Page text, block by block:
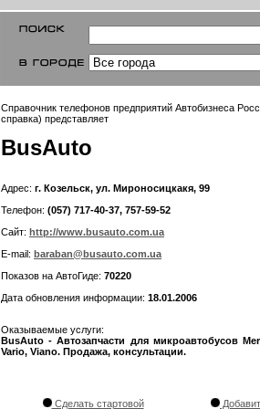
Справочник телефонов предприятий Автобизнеса
справка) представляет
BusAuto
Адрес: г. Козельск, ул. Мироносицкакя, 99
Телефон: (057) 717-40-37, 757-59-52
Сайт: http://www.busauto.com.ua
E-mail: baraban@busauto.com.ua
Показов на АвтоГиде: 70220
Дата обновления информации: 18.01.2006
Оказываемые услуги:
BusAuto - Автозапчасти для микроавтобусов
Vario, Viano. Продажа, консультации.
Сделать стартовой